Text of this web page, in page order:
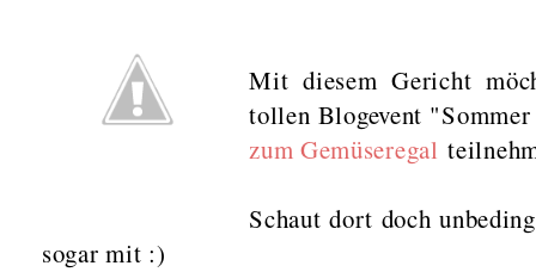
Mit diesem Gericht
tollen Blogevent
zum Gemüseregal
Schaut dort doch
sogar mit :)